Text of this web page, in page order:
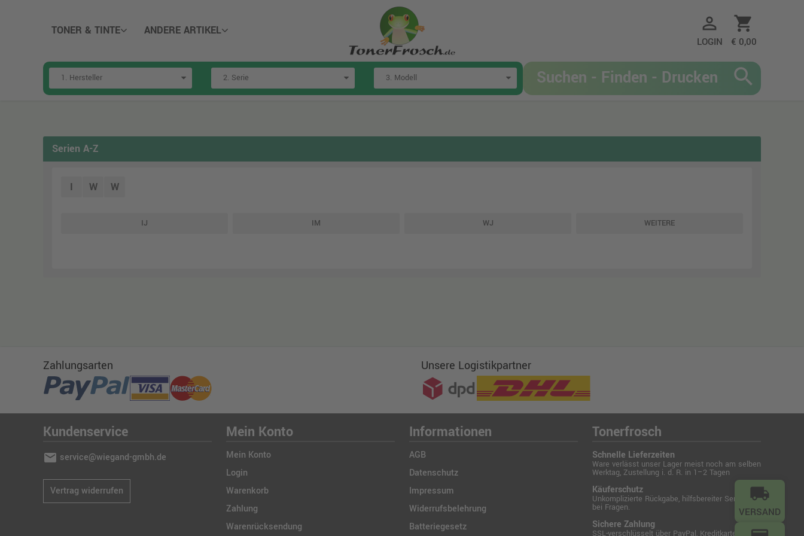
local_shipping
VERSAND
TONER & TINTE ANDERE ARTIKEL person_outline
LOGIN
shopping_cart
€ 0,00
search
Serien A-Z
I W W
IJ IM WJ WEITERE
Zahlungsarten Unsere Logistikpartner
Kundenservice
mail service@wiegand-gmbh.de
Vertrag widerrufen
Mein Konto
Mein Konto
Login
Warenkorb
Zahlung
Warenrücksendung
Informationen
AGB
Datenschutz
Impressum
Widerrufsbelehrung
Batteriegesetz
Tonerfrosch
Schnelle Lieferzeiten
Ware verlässt unser Lager meist noch am selben
Werktag, Zustellung i. d. R. in 1–2 Tagen
Käuferschutz
Unkomplizierte Rückgabe, hilfsbereiter Service
bei Fragen.
Sichere Zahlung
SSL-verschlüsselt über PayPal, Kreditkarte,